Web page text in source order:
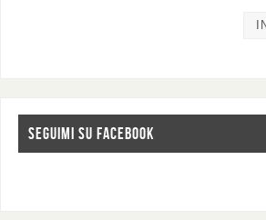
SEGUIMI SU FACEBOOK